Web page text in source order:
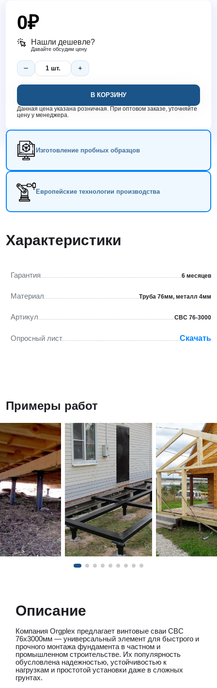
0₽
Нашли дешевле?
Давайте обсудим цену
В КОРЗИНУ
Данная цена указана розничная. При оптовом заказе, уточняйте
цену у менеджера.
Изготовление пробных образцов
Европейские технологии производства
Характеристики
Гарантия 6 месяцев
Материал Труба 76мм, металл 4мм
Артикул СВС 76-3000
Опросный лист Скачать
Примеры работ
Описание
Компания Orgplex предлагает винтовые сваи СВС
76х3000мм — универсальный элемент для быстрого и
прочного монтажа фундамента в частном и
промышленном строительстве. Их популярность
обусловлена надежностью, устойчивостью к
нагрузкам и простотой установки даже в сложных
грунтах.